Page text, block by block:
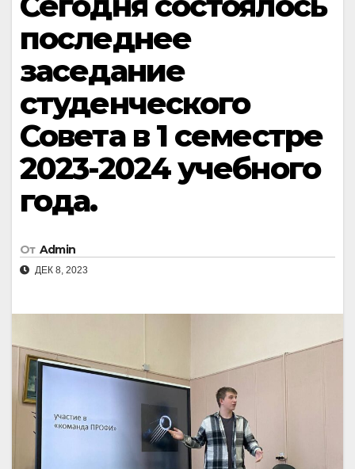
последнее
заседание
студенческого
Совета в 1 семестре
2023-2024 учебного
года.
От Admin
ДЕК 8, 2023